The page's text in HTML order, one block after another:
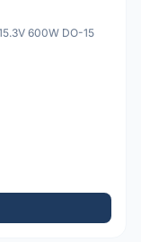
600W DO-15